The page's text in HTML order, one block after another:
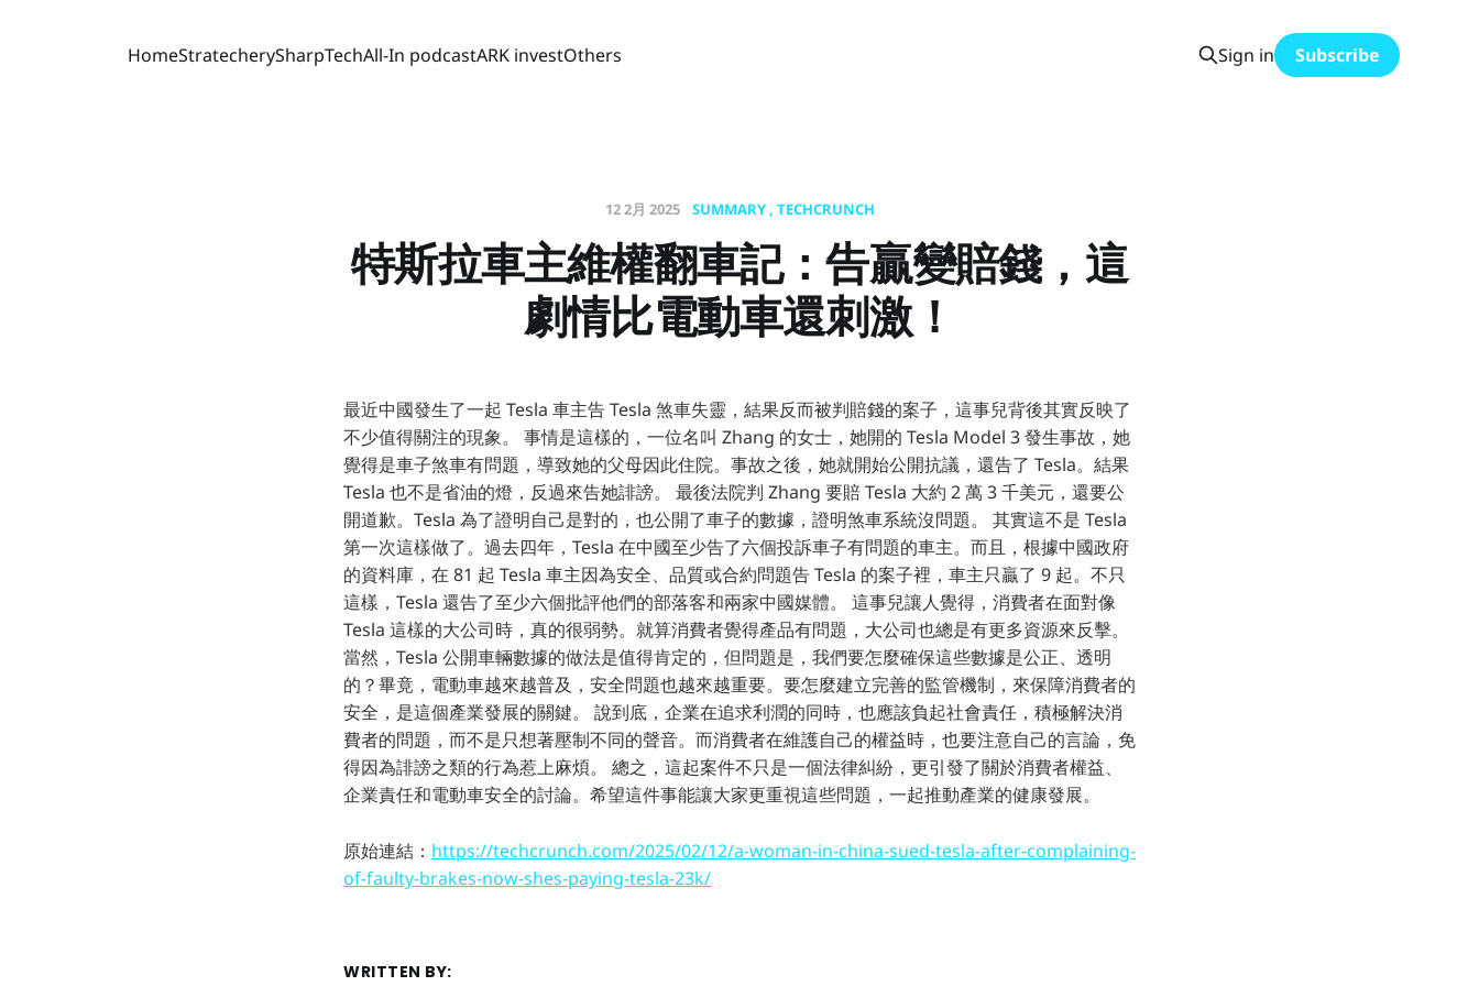
HomeStratecherySharpTechAll-In podcastARK investOthers Sign in Subscribe
12 2月 2025 SUMMARY TECHCRUNCH
特斯拉車主維權翻車記：告贏變賠錢，這
劇情比電動車還刺激！
最近中國發生了一起 Tesla 車主告 Tesla 煞車失靈，結果反而被判賠錢的案子，這事兒背後其實反映了
不少值得關注的現象。 事情是這樣的，一位名叫 Zhang 的女士，她開的 Tesla Model 3 發生事故，她
覺得是車子煞車有問題，導致她的父母因此住院。事故之後，她就開始公開抗議，還告了 Tesla。結果
Tesla 也不是省油的燈，反過來告她誹謗。 最後法院判 Zhang 要賠 Tesla 大約 2 萬 3 千美元，還要公
開道歉。Tesla 為了證明自己是對的，也公開了車子的數據，證明煞車系統沒問題。 其實這不是 Tesla
第一次這樣做了。過去四年，Tesla 在中國至少告了六個投訴車子有問題的車主。而且，根據中國政府
的資料庫，在 81 起 Tesla 車主因為安全、品質或合約問題告 Tesla 的案子裡，車主只贏了 9 起。不只
這樣，Tesla 還告了至少六個批評他們的部落客和兩家中國媒體。 這事兒讓人覺得，消費者在面對像
Tesla 這樣的大公司時，真的很弱勢。就算消費者覺得產品有問題，大公司也總是有更多資源來反擊。
當然，Tesla 公開車輛數據的做法是值得肯定的，但問題是，我們要怎麼確保這些數據是公正、透明
的？畢竟，電動車越來越普及，安全問題也越來越重要。要怎麼建立完善的監管機制，來保障消費者的
安全，是這個產業發展的關鍵。 說到底，企業在追求利潤的同時，也應該負起社會責任，積極解決消
費者的問題，而不是只想著壓制不同的聲音。而消費者在維護自己的權益時，也要注意自己的言論，免
得因為誹謗之類的行為惹上麻煩。 總之，這起案件不只是一個法律糾紛，更引發了關於消費者權益、
企業責任和電動車安全的討論。希望這件事能讓大家更重視這些問題，一起推動產業的健康發展。
原始連結： https://techcrunch.com/2025/02/12/a-woman-in-china-sued-tesla-after-complaining-
of-faulty-brakes-now-shes-paying-tesla-23k/
WRITTEN BY: